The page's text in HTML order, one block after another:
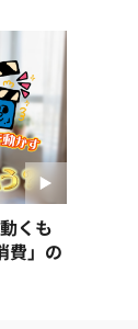
くも
費」の